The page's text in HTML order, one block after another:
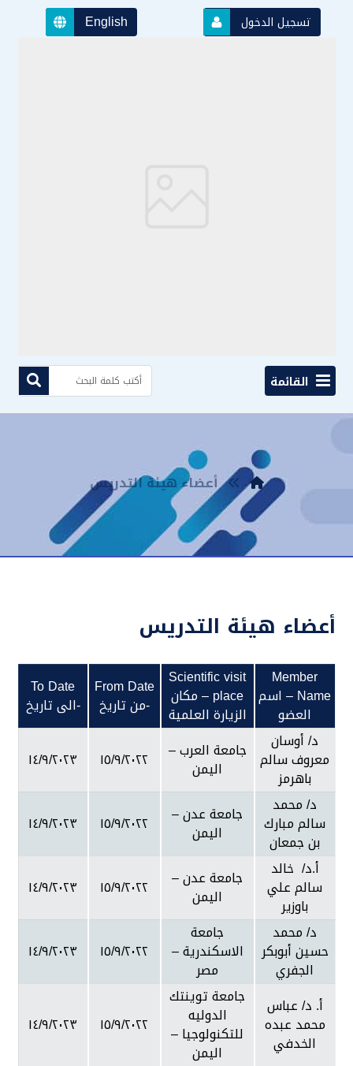
English تسجيل الدخول
القائمة
أعضاء هيئة التدريس
أعضاء هيئة التدريس
Member
Name – اسم
العضو
Scientific visit
place – مكان
الزيارة العلمية
From Date
-من تاريخ
To Date
-الى تاريخ
د/ أوسان
معروف سالم
باهرمز
جامعة العرب –
اليمن ١٥/٩/٢٠٢٢
١٤/٩/٢٠٢٣
د/ محمد
سالم مبارك
بن جمعان
جامعة عدن –
اليمن ١٥/٩/٢٠٢٢
١٤/٩/٢٠٢٣
أ.د/ خالد
سالم علي
باوزير
جامعة عدن –
اليمن ١٥/٩/٢٠٢٢
١٤/٩/٢٠٢٣
د/ محمد
حسين أبوبكر
الجفري
جامعة
الاسكندرية –
مصر
١٥/٩/٢٠٢٢ ١٤/٩/٢٠٢٣
أ. د/ عباس
محمد عبده
الخدفي
جامعة توينتك
الدوليه
للتكنولوجيا –
اليمن
١٥/٩/٢٠٢٢ ١٤/٩/٢٠٢٣